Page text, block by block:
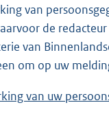
van
is. Is de redacteur
van
om op uw
over de verwerking van uw